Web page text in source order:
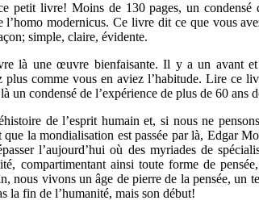
petit livre! Moins de 130 pages, un condensé
l’homo modernicus. Ce livre dit ce que vous
simple, claire, évidente.
là une œuvre bienfaisante. Il y a un avant et
plus comme vous en aviez l’habitude. Lire ce
un condensé de l’expérience de plus de 60 ans
de l’esprit humain et, si nous ne
que la mondialisation est passée par là, Edgar
l’aujourd’hui où des myriades de
compartimentant ainsi toute forme de
nous vivons un âge de pierre de la pensée, un
la fin de l’humanité, mais son début!